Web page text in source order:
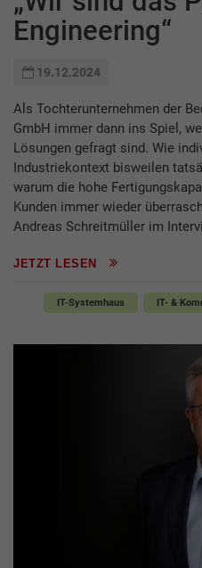
Engineering“
19.12.2024
Als Tochterunternehmen der
GmbH immer dann ins Spiel,
Lösungen gefragt sind. Wie
Industriekontext bisweilen
warum die hohe
Kunden immer wieder
Andreas Schreitmüller im
JETZT LESEN
IT-Systemhaus IT- &